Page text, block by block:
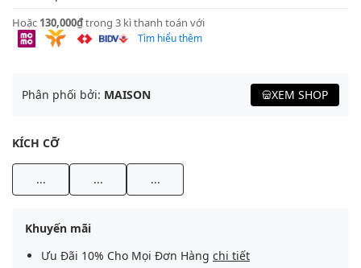
Hoặc 130,000₫trong 3 kì thanh toán với
Tìm hiểu thêm
Phân phối bởi: MAISON XEM SHOP
KÍCH CỠ
... ... ...
Khuyến mãi
Ưu Đãi 10% Cho Mọi Đơn Hàng chi tiết